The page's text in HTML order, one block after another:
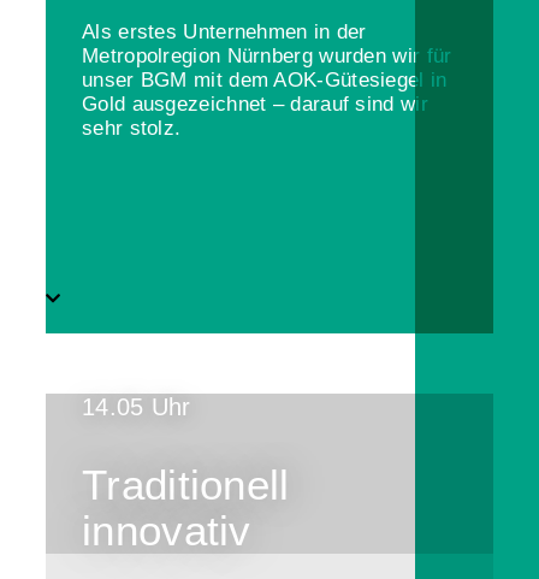
Als erstes Unternehmen in der
Metropolregion Nürnberg wurden wir für
unser BGM mit dem AOK-Gütesiegel in
Gold ausgezeichnet – darauf sind wir
sehr stolz.
14.05 Uhr
Traditionell
innovativ